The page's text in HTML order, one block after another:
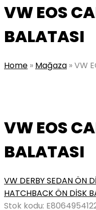
VW EOS
BALATASI
Home » Mağaza »VW
VW EOS
BALATASI
VW DERBY SEDAN ÖN
HATCHBACK ÖN DİSK
Stok kodu: